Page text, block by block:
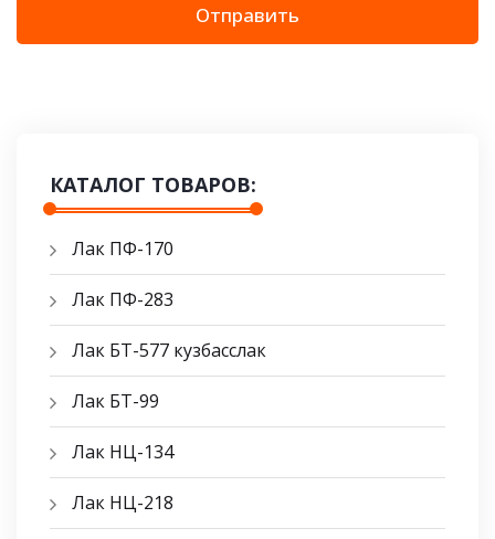
Отправить
КАТАЛОГ ТОВАРОВ:
Лак ПФ-170
Лак ПФ-283
Лак БТ-577 кузбасслак
Лак БТ-99
Лак НЦ-134
Лак НЦ-218